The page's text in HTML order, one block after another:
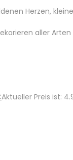
Herzen,
aller
Aktueller Preis ist: